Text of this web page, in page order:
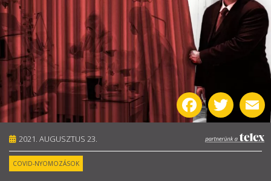
AZ ORBÁN CSALÁD ÜZLETEI
OFFSHORE TITKOK
RÓLUNK
ALAPELVEK
CSAPAT
MŰKÖDÉS
2021. AUGUSZTUS 23.
COVID-NYOMOZÁSOK
FacebookTwitter